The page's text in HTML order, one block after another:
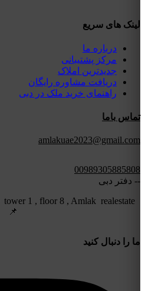
لینک های سریع
درباره ما
مرکز پشتیبانی
جدیدترین املاک
دریافت مشاوره رایگان
راهنمای خرید ملک در دبی
تماس باما
amlakuae2023@gmail.com
00989305885808
-- دفتر دبی
tower 1 , floor 8 , Amlak realestate
📌
ما را دنبال کنید